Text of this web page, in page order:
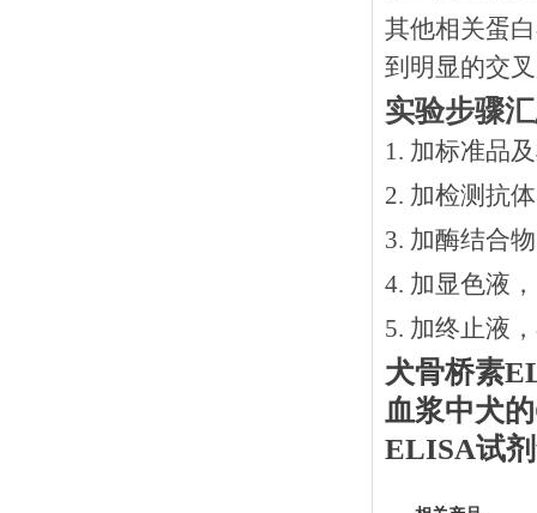
其他相关蛋
到明显的交
实验步骤
1. 加标准品
2. 加检测抗
3. 加酶结合
4. 加显色液
5. 加终止液
犬骨桥素
血浆中犬的
ELISA试